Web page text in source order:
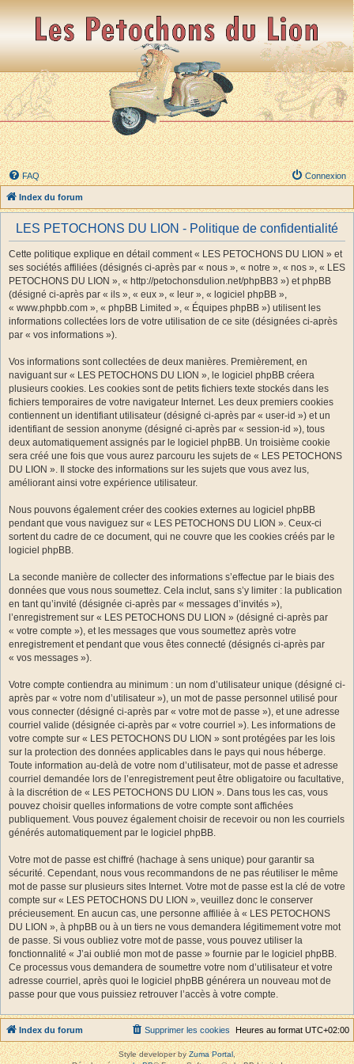
FAQ Connexion
Index du forum
LES PETOCHONS DU LION - Politique de confidentialité
Cette politique explique en détail comment « LES PETOCHONS DU LION » et
ses sociétés affiliées (désignés ci-après par « nous », « notre », « nos », « LES
PETOCHONS DU LION », « http://petochonsdulion.net/phpBB3 ») et phpBB
(désigné ci-après par « ils », « eux », « leur », « logiciel phpBB »,
« www.phpbb.com », « phpBB Limited », « Équipes phpBB ») utilisent les
informations collectées lors de votre utilisation de ce site (désignées ci-après
par « vos informations »).
Vos informations sont collectées de deux manières. Premièrement, en
naviguant sur « LES PETOCHONS DU LION », le logiciel phpBB créera
plusieurs cookies. Les cookies sont de petits fichiers texte stockés dans les
fichiers temporaires de votre navigateur Internet. Les deux premiers cookies
contiennent un identifiant utilisateur (désigné ci-après par « user-id ») et un
identifiant de session anonyme (désigné ci-après par « session-id »), tous
deux automatiquement assignés par le logiciel phpBB. Un troisième cookie
sera créé une fois que vous aurez parcouru les sujets de « LES PETOCHONS
DU LION ». Il stocke des informations sur les sujets que vous avez lus,
améliorant ainsi votre expérience utilisateur.
Nous pouvons également créer des cookies externes au logiciel phpBB
pendant que vous naviguez sur « LES PETOCHONS DU LION ». Ceux-ci
sortent du cadre de ce document, qui ne couvre que les cookies créés par le
logiciel phpBB.
La seconde manière de collecter des informations s’effectue par le biais des
données que vous nous soumettez. Cela inclut, sans s’y limiter : la publication
en tant qu’invité (désignée ci-après par « messages d’invités »),
l’enregistrement sur « LES PETOCHONS DU LION » (désigné ci-après par
« votre compte »), et les messages que vous soumettez après votre
enregistrement et pendant que vous êtes connecté (désignés ci-après par
« vos messages »).
Votre compte contiendra au minimum : un nom d’utilisateur unique (désigné ci-
après par « votre nom d’utilisateur »), un mot de passe personnel utilisé pour
vous connecter (désigné ci-après par « votre mot de passe »), et une adresse
courriel valide (désignée ci-après par « votre courriel »). Les informations de
votre compte sur « LES PETOCHONS DU LION » sont protégées par les lois
sur la protection des données applicables dans le pays qui nous héberge.
Toute information au-delà de votre nom d’utilisateur, mot de passe et adresse
courriel demandée lors de l’enregistrement peut être obligatoire ou facultative,
à la discrétion de « LES PETOCHONS DU LION ». Dans tous les cas, vous
pouvez choisir quelles informations de votre compte sont affichées
publiquement. Vous pouvez également choisir de recevoir ou non les courriels
générés automatiquement par le logiciel phpBB.
Votre mot de passe est chiffré (hachage à sens unique) pour garantir sa
sécurité. Cependant, nous vous recommandons de ne pas réutiliser le même
mot de passe sur plusieurs sites Internet. Votre mot de passe est la clé de votre
compte sur « LES PETOCHONS DU LION », veuillez donc le conserver
précieusement. En aucun cas, une personne affiliée à « LES PETOCHONS
DU LION », à phpBB ou à un tiers ne vous demandera légitimement votre mot
de passe. Si vous oubliez votre mot de passe, vous pouvez utiliser la
fonctionnalité « J’ai oublié mon mot de passe » fournie par le logiciel phpBB.
Ce processus vous demandera de soumettre votre nom d’utilisateur et votre
adresse courriel, après quoi le logiciel phpBB générera un nouveau mot de
passe pour que vous puissiez retrouver l’accès à votre compte.
Index du forum Heures au format UTC+02:00
Supprimer les cookies
Style developer byZuma Portal,